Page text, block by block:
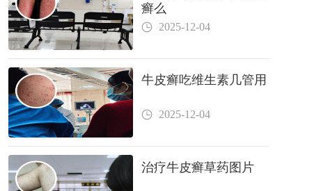
癣么
2025-12-04
牛皮癣吃维生素几管用
2025-12-04
治疗牛皮癣草药图片